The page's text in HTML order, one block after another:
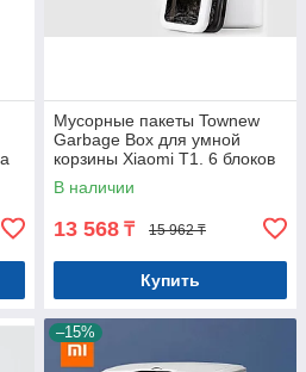
Мусорные пакеты Townew
Garbage Box для умной
корзины Xiaomi T1. 6 блоков
по 30 штук. Арт 6382
В наличии
13 568 ₸ 15 962 ₸
Купить
–15%